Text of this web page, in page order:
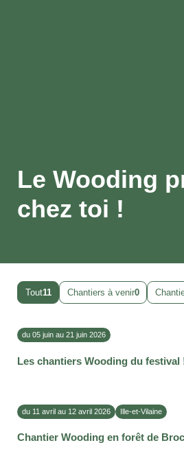
Le Wooding
chez toi !
Tout11 Chantiers à venir0
du 05 juin au 21 juin 2026
Les chantiers Wooding du festival
du 11 avril au 12 avril 2026 Ille-et-Vilaine
Chantier Wooding en forêt de